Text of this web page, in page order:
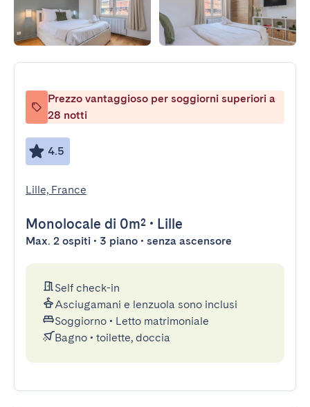
Prezzo vantaggioso per soggiorni superiori a
28 notti
4.5
Lille, France
Monolocale di 0m² • Lille
Max. 2 ospiti • 3 piano • senza ascensore
Self check-in
Asciugamani e lenzuola sono inclusi
Soggiorno • Letto matrimoniale
Bagno • toilette, doccia